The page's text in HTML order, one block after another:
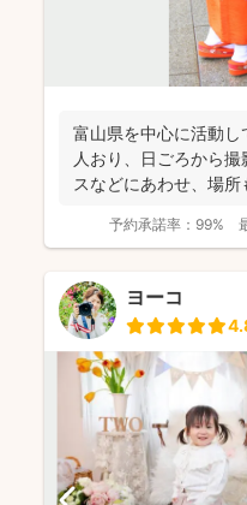
富山県を中心に活動
人おり、日ごろから
スなどにあわせ、場
予約承諾率： 99%
ヨーコ